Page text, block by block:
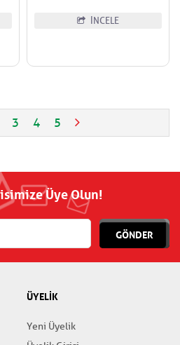
İNCELE
3 4 5
Üye Olun!
GÖNDER
ÜYELİK
Yeni Üyelik